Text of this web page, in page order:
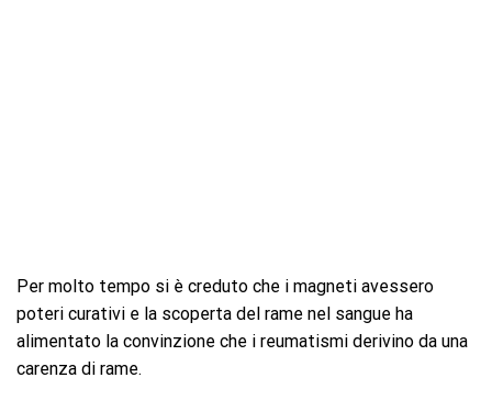
Per molto tempo si è creduto che i magneti avessero
poteri curativi e la scoperta del rame nel sangue ha
alimentato la convinzione che i reumatismi derivino da una
carenza di rame.